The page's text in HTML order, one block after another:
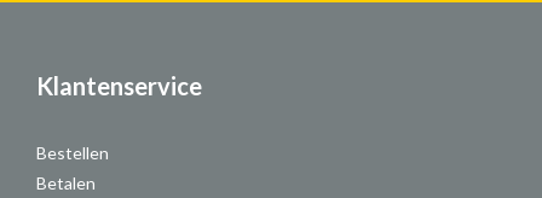
Klantenservice
Bestellen
Betalen